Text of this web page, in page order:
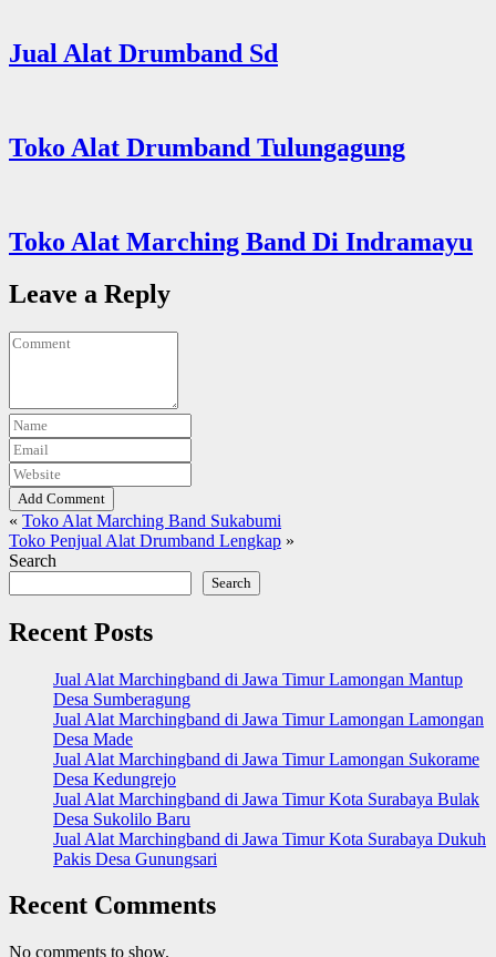
Jual Alat Drumband Sd
Toko Alat Drumband Tulungagung
Toko Alat Marching Band Di Indramayu
Leave a Reply
Add Comment
« Toko Alat Marching Band Sukabumi
Toko Penjual Alat Drumband Lengkap »
Search
Search
Recent Posts
Jual Alat Marchingband di Jawa Timur Lamongan Mantup
Desa Sumberagung
Jual Alat Marchingband di Jawa Timur Lamongan Lamongan
Desa Made
Jual Alat Marchingband di Jawa Timur Lamongan Sukorame
Desa Kedungrejo
Jual Alat Marchingband di Jawa Timur Kota Surabaya Bulak
Desa Sukolilo Baru
Jual Alat Marchingband di Jawa Timur Kota Surabaya Dukuh
Pakis Desa Gunungsari
Recent Comments
No comments to show.